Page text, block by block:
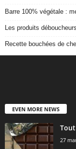
Barre 100% végétale :
Les produits
Recette bouchées de
EVEN MORE NEWS
27